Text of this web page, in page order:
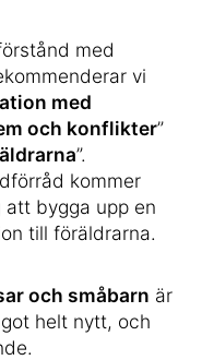
med
vi
med
och konflikter”
”.
kommer
bygga upp en
till föräldrarna.
och småbarn är
helt nytt, och